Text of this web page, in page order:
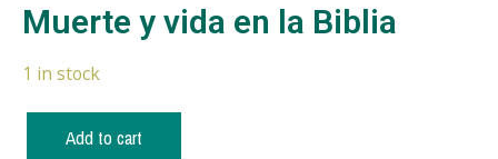
Muerte y vida en la Biblia
1 in stock
Add to cart